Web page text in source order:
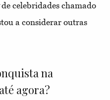
de celebridades chamado
a considerar outras
na
agora?